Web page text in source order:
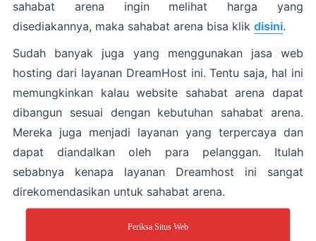
sahabat arena ingin melihat harga yang
disediakannya, maka sahabat arena bisa klik disini.
Sudah banyak juga yang menggunakan jasa web
hosting dari layanan DreamHost ini. Tentu saja, hal ini
memungkinkan kalau website sahabat arena dapat
dibangun sesuai dengan kebutuhan sahabat arena.
Mereka juga menjadi layanan yang terpercaya dan
dapat diandalkan oleh para pelanggan. Itulah
sebabnya kenapa layanan Dreamhost ini sangat
direkomendasikan untuk sahabat arena.
Periksa Situs Web